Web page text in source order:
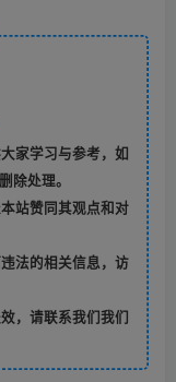
家学习与参考，如
除处理。
站赞同其观点和对
法的相关信息，访
，请联系我们我们